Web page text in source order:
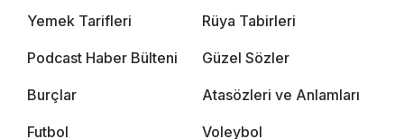
Yemek Tarifleri Rüya Tabirleri
Podcast Haber Bülteni Güzel Sözler
Burçlar Atasözleri ve Anlamları
Futbol Voleybol